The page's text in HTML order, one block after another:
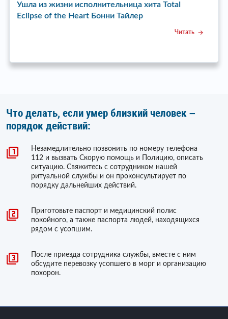
Ушел из жизни режиссер сериала «Пока станица
спит» Бата Недич
Читать
Что делать, если умер близкий человек –
порядок действий:
Незамедлительно позвонить по номеру телефона
112 и вызвать Скорую помощь и Полицию, описать
ситуацию. Свяжитесь с сотрудником нашей
ритуальной службы и он проконсультирует по
порядку дальнейших действий.
Приготовьте паспорт и медицинский полис
покойного, а также паспорта людей, находящихся
рядом с усопшим.
После приезда сотрудника службы, вместе с ним
обсудите перевозку усопшего в морг и организацию
похорон.